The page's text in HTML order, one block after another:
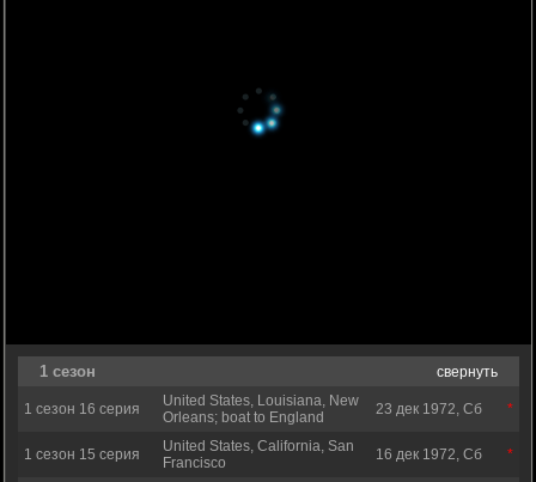
1 сезон свернуть
1 сезон 16 серия
United States, Louisiana, New
Orleans; boat to England
23 дек 1972, Сб
1 сезон 15 серия
United States, California, San
Francisco
16 дек 1972, Сб